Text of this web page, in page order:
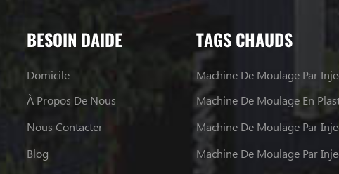
BESOIN DAIDE
Domicile
À Propos De Nous
Nous Contacter
Blog
TAGS CHAUDS
Machine De Moulage Par
Machine De Moulage En
Machine De Moulage Par